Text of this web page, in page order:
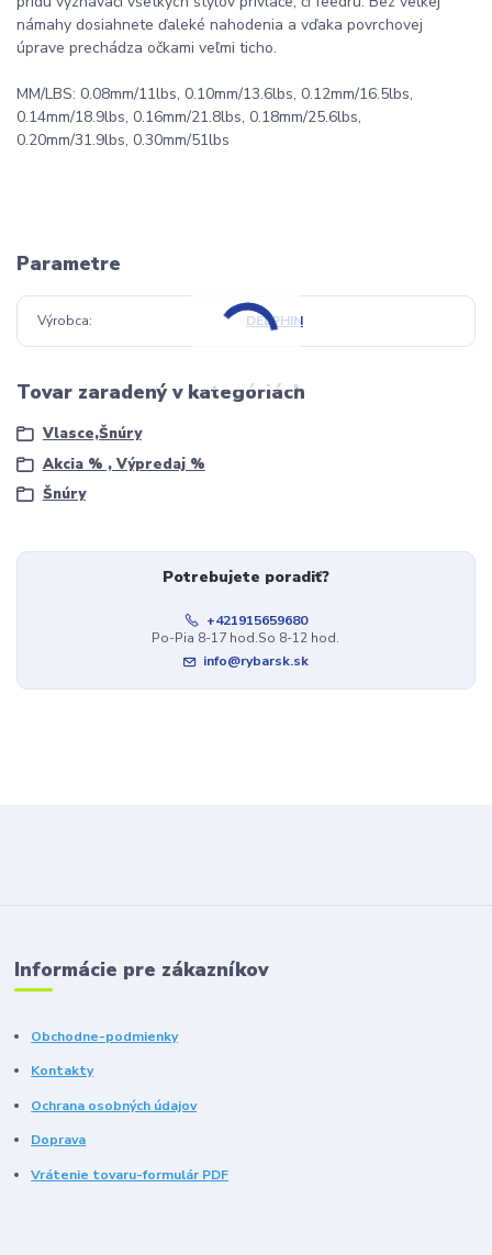
námahy dosiahnete ďaleké nahodenia a vďaka povrchovej
úprave prechádza očkami veľmi ticho.
MM/LBS: 0.08mm/11lbs, 0.10mm/13.6lbs, 0.12mm/16.5lbs,
0.14mm/18.9lbs, 0.16mm/21.8lbs, 0.18mm/25.6lbs,
0.20mm/31.9lbs, 0.30mm/51lbs
Parametre
Výrobca DELPHIN
Tovar zaradený v kategóriách
Vlasce,Šnúry
Akcia % , Výpredaj %
Šnúry
Potrebujete poradiť?
+421915659680
Po-Pia 8-17 hod.So 8-12 hod.
info@rybarsk.sk
Informácie pre zákazníkov
Obchodne-podmienky
Kontakty
Ochrana osobných údajov
Doprava
Vrátenie tovaru-formulár PDF